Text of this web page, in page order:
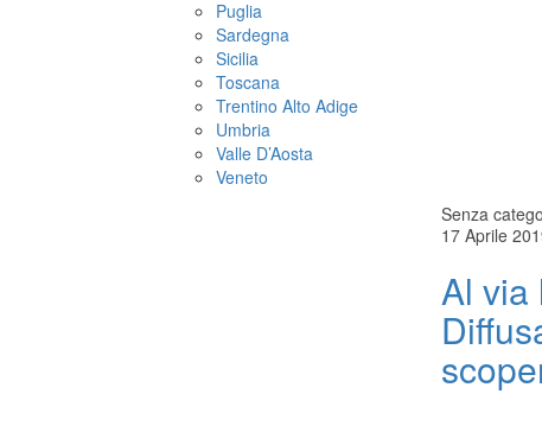
Puglia
Sardegna
Sicilia
Toscana
Trentino Alto Adige
Umbria
Valle D’Aosta
Veneto
Senza
17 Aprile
Al via